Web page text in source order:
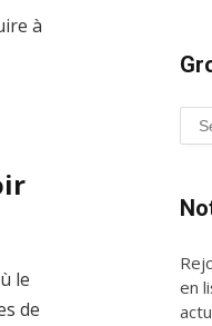
à
le
de
de
en